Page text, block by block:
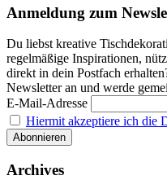
Anmeldung zum
Du liebst kreative
regelmäßige Inspirationen,
direkt in dein Postfach
Newsletter an und werde
E-Mail-Adresse
Hiermit akzeptiere ich die
Archives